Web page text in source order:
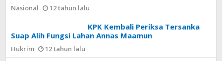
Nasional 12 tahun lalu
KPK Kembali Periksa Tersanka
Suap Alih Fungsi Lahan Annas Maamun
Hukrim 12 tahun lalu